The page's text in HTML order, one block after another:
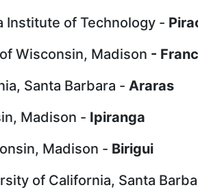
Institute of Technology -
Wisconsin, Madison -
Santa Barbara - Araras
Madison - Ipiranga
Madison - Birigui
of California, Santa